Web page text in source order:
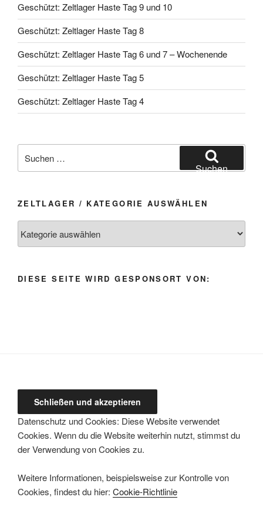
Geschützt: Zeltlager Haste Tag 9 und 10
Geschützt: Zeltlager Haste Tag 8
Geschützt: Zeltlager Haste Tag 6 und 7 – Wochenende
Geschützt: Zeltlager Haste Tag 5
Geschützt: Zeltlager Haste Tag 4
nach:
Suchen
ZELTLAGER / KATEGORIE AUSWÄHLEN
DIESE SEITE WIRD GESPONSORT VON:
Datenschutz und Cookies: Diese Website verwendet
Cookies. Wenn du die Website weiterhin nutzt, stimmst du
der Verwendung von Cookies zu.
Weitere Informationen, beispielsweise zur Kontrolle von
Cookies, findest du hier: Cookie-Richtlinie